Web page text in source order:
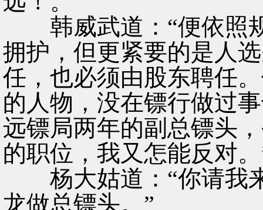
韩威武道：“便依照
拥护，但更紧要的是人
任，也必须由股东聘任
的人物，没在镖行做过
远镖局两年的副总镖头
的职位，我又怎能反对
杨大姑道：“你请我
龙做总镖头。”